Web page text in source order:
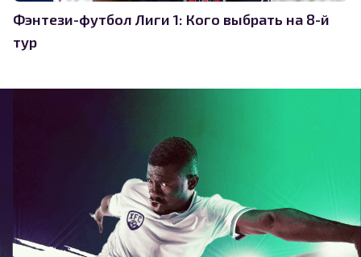
Фэнтези-футбол Лиги 1: Кого выбрать на 8-й
тур